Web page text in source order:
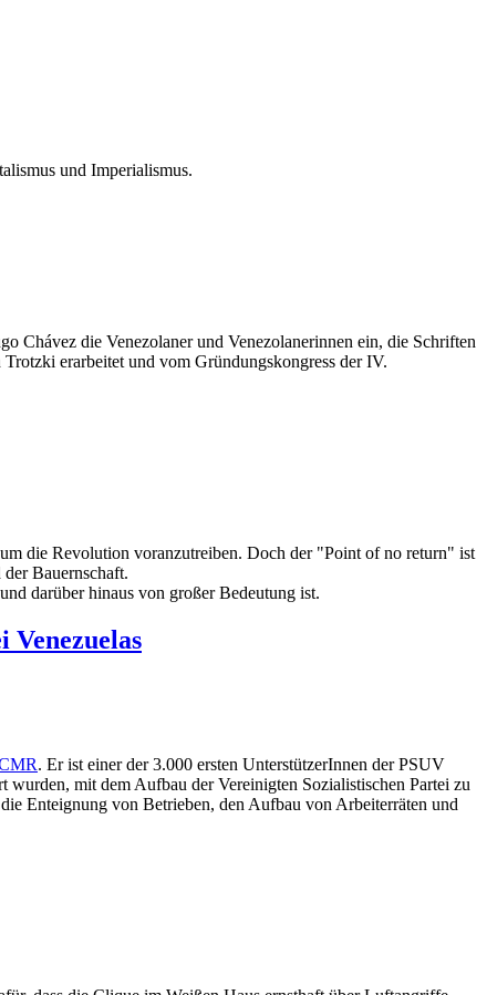
und Imperialismus.
Chávez die Venezolaner und Venezolanerinnen ein, die Schriften
erarbeitet und vom Gründungskongress der IV.
die Revolution voranzutreiben. Doch der "Point of no return" ist
Bauernschaft.
darüber hinaus von großer Bedeutung ist.
. Er ist einer der 3.000 ersten UnterstützerInnen der PSUV
wurden, mit dem Aufbau der Vereinigten Sozialistischen Partei zu
Enteignung von Betrieben, den Aufbau von Arbeiterräten und